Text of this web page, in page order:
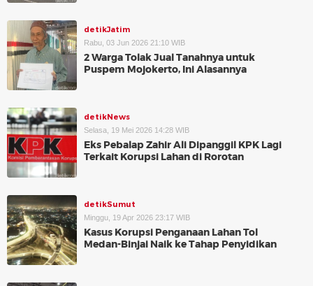
detikJatim
Rabu, 03 Jun 2026 21:10 WIB
2 Warga Tolak Jual Tanahnya untuk
Puspem Mojokerto, Ini Alasannya
detikNews
Selasa, 19 Mei 2026 14:28 WIB
Eks Pebalap Zahir Ali Dipanggil KPK Lagi
Terkait Korupsi Lahan di Rorotan
detikSumut
Minggu, 19 Apr 2026 23:17 WIB
Kasus Korupsi Penganaan Lahan Tol
Medan-Binjai Naik ke Tahap Penyidikan